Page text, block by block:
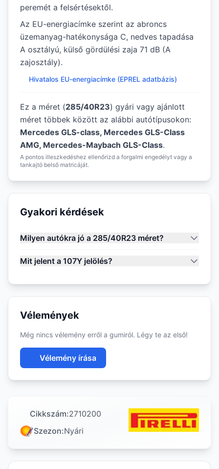
peremét a felsértésektől.
Az EU-energiacímke szerint az abroncs
üzemanyag-hatékonysága C, nedves tapadása
A osztályú, külső gördülési zaja 71 dB (A
zajosztály).
Hivatalos EU-energiacímke (EPREL adatbázis)
Ez a méret (285/40R23) gyári vagy ajánlott
méret többek között az alábbi autótípusokon:
Mercedes GLS-class, Mercedes GLS-Class
AMG, Mercedes-Maybach GLS-Class.
A pontos illeszkedéshez ellenőrizd a forgalmi engedélyt vagy a
tankajtó belső matricáját.
Gyakori kérdések
Milyen autókra jó a 285/40R23 méret?
Mit jelent a 107Y jelölés?
Vélemények
Még nincs vélemény erről a gumiról. Légy te az első!
Vélemény írása
Cikkszám:2710200
Szezon:Nyári